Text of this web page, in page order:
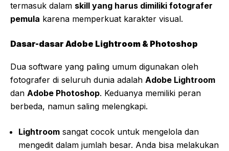
termasuk dalam skill yang harus dimiliki fotografer
pemula karena memperkuat karakter visual.
Dasar-dasar Adobe Lightroom & Photoshop
Dua software yang paling umum digunakan oleh
fotografer di seluruh dunia adalah Adobe Lightroom
dan Adobe Photoshop. Keduanya memiliki peran
berbeda, namun saling melengkapi.
Lightroom sangat cocok untuk mengelola dan
mengedit dalam jumlah besar. Anda bisa melakukan